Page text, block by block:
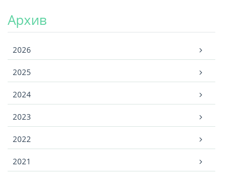
Архив
2026
2025
2024
2023
2022
2021